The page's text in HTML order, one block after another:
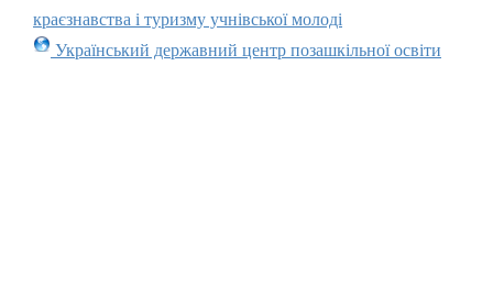
краєзнавства і туризму учнівської молоді
Український державний центр позашкільної освіти